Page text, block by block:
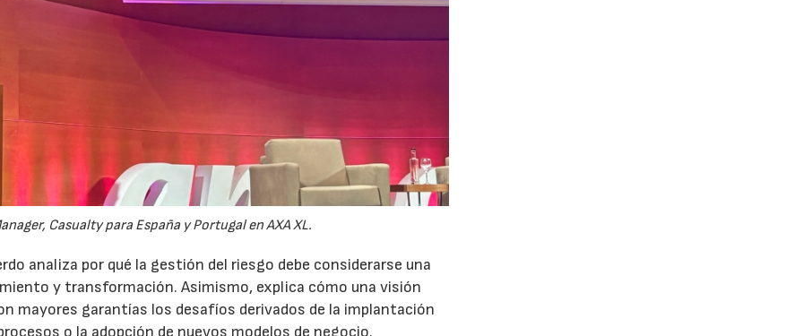
Casualty para España y Portugal en AXA XL.
analiza por qué la gestión del riesgo debe considerarse una
y transformación. Asimismo, explica cómo una visión
mayores garantías los desafíos derivados de la implantación
o la adopción de nuevos modelos de negocio.